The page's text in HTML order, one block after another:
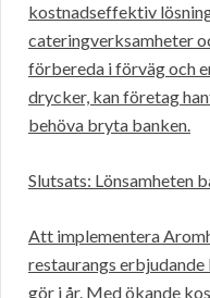
kostnadseffektiv
cateringverksamheter
förbereda i förväg och
drycker, kan företag
behöva bryta banken.
Slutsats: Lönsamheten
Att implementera
restaurangs
gör i år. Med ökande